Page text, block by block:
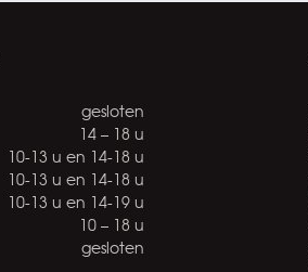
gesloten
14 – 18 u
10-13 u en 14-18 u
10-13 u en 14-18 u
10-13 u en 14-19 u
10 – 18 u
gesloten